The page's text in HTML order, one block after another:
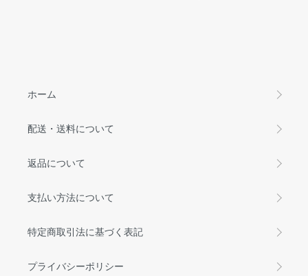
ホーム
配送・送料について
返品について
支払い方法について
特定商取引法に基づく表記
プライバシーポリシー